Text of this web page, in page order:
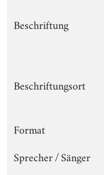
Beschriftung
Beschriftungsort
Format
Sprecher / Sänger